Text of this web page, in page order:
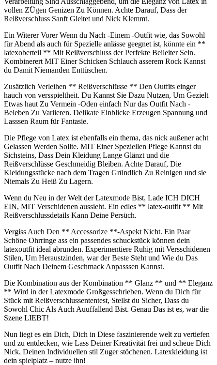
vollen‍ ZÜgen Genizen Zu‍ Können. Achte Darauf, Dass der
Reißverschluss Sanft ⁢Gleitet ‍und Nick Klemmt.
Ein Witerer Vorer Wenn du Nach ⁢-Einem -Outfit wie, das Sowohl
für‌ Abend‍ als auch für Spezielle anlässe geegnet ‌ist, könnte ein‍ **
latexoberteil ** Mit ⁣Reißverschluss der⁤ Perfekte Beileiter Sein.‍
Kombinerert MIT Einer Schicken Schlauch​ asserem Rock Kannst⁤
du Damit Niemanden Enttüschen.
Zusätzlich ⁣Verleihen ​** Reißverschlüsse ** Den Outfits⁣ einger
hauch von ‌versspieltheit. Du ​Kannst ⁢Sie Dazu Nutzen, Um Gezielt
Etwas haut ⁣Zu Vermein ​-Oden‌ einfach Nur das Outfit ​Nach -
Beleben Zu Variieren. Delikate Einblicke Erzeugen Spannung und
Lasssen Raum für‌ Fantasie.
Die Pflege von Latex‌ ist ebenfalls ein thema, das nick außener acht
⁣Gelassen Werden Sollte. MIT Einer ⁤Speziellen⁣ Pflege​ Kannst du
Sichsteins,‌ Dass Dein Kleidung Lange Glänzt und die
Reißverschlüsse⁢ Geschmeidig Bleiben. Achte Darauf, Die
Kleidungsstücke nach ‍dem⁤ Tragen‍ Gründlich Zu Reinigen und sie
⁣Niemals Zu‌ Heiß Zu ​Lagern.
Wenn du ‍Neu in ‍der Welt der⁣ Latexmode Bist, Lade ‍ICH DICH
EIN, MIT Verschidenen aussieht. ​Ein edles ** latex-outfit ** Mit
Reißverschlussdetails Kann Deine⁤ Persüch.
Vergiss Auch ⁢Den ‍** Accessorize ⁢**-Aspekt ⁢Nicht. Ein Paar
‍Schöne Ohrringe ass ein passendes schuckstück können dein
latexoutfit ideal ‌abrunden. ​Experimentiere ⁤Ruhig mit Versschidenen
Stilen,⁢ Um Heraustzinden, war⁣ der Beste ​Steht und Wie du‌ Das
Outfit Nach Deinem Geschmack Anpasssen Kannst.
Die Kombination​ aus der Kombination ** Glanz ** und ** Eleganz
** Wird in der‍ Latexmode​ Großgesschrieben. Wenn⁤ du ⁢Dich für
Stück mit ⁣Reißverschlussententest, Stellst du Sicher, Dass du
Sowohl⁣ Chic Als Auch Auuffallend Bist. Genau Das ‌ist es,‌ war die
Szene LIEBT!
Nun liegt es ein Dich, Dich in Diese faszinierende welt zu⁣ vertiefen
und⁣ zu entdecken, wie Lass Deiner Kreativität ⁣frei und scheue Dich
Nick, Deinen Individuellen stil ⁢Zuger stöchenen. Latexkleidung ist⁣
dein spielplatz – nutze ihn!